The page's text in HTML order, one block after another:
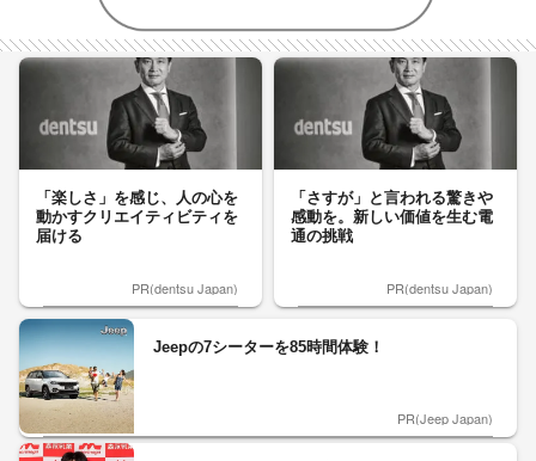
「楽しさ」を感じ、人の心を
動かすクリエイティビティを
届ける
PR(dentsu Japan)
「さすが」と言われる驚きや
感動を。新しい価値を生む電
通の挑戦
PR(dentsu Japan)
Jeepの7シーターを85時間体験！
PR(Jeep Japan)